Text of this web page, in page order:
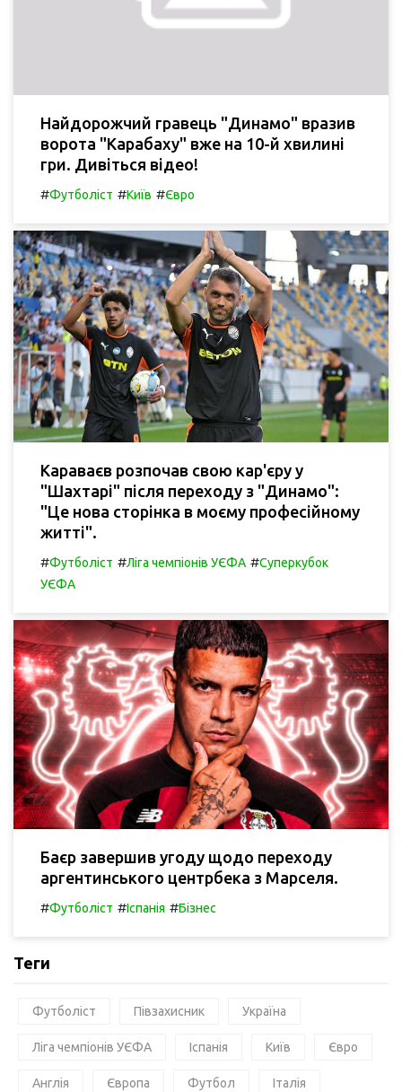
Найдорожчий гравець "Динамо" вразив
ворота "Карабаху" вже на 10-й хвилині
гри. Дивіться відео!
#Футболіст #Київ #Євро
Караваєв розпочав свою кар'єру у
"Шахтарі" після переходу з "Динамо":
"Це нова сторінка в моєму професійному
житті".
#Футболіст #Ліга чемпіонів УЄФА #Суперкубок
УЄФА
Баєр завершив угоду щодо переходу
аргентинського центрбека з Марселя.
#Футболіст #Іспанія #Бізнес
Теги
Футболіст Півзахисник Україна
Ліга чемпіонів УЄФА Іспанія Київ Євро
Англія Європа Футбол Італія